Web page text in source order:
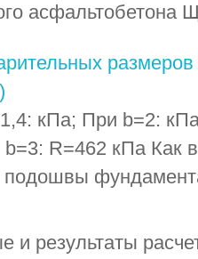
кПа; При b=2:
R=462 кПа Как
и результаты